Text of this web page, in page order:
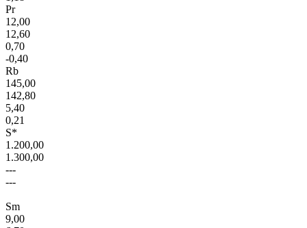
Pr
12,00
12,60
0,70
-0,40
Rb
145,00
142,80
5,40
0,21
S*
1.200,00
1.300,00
---
---
Sm
9,00